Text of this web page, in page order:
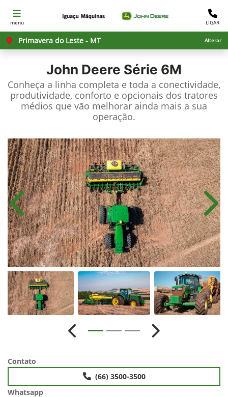
menu LIGAR
Primavera do Leste - MT Alterar
John Deere Série 6M
Conheça a linha completa e toda a conectividade,
produtividade, conforto e opcionais dos tratores
médios que vão melhorar ainda mais a sua
operação.
Anterior
Anterior Próximo
Contato
(66) 3500-3500
Whatsapp